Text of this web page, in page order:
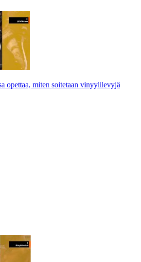
opettaa, miten soitetaan vinyylilevyjä